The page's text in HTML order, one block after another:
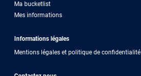
Ma bucketlist
Mes informations
Informations légales
Mentions légales et politique de confidentialité